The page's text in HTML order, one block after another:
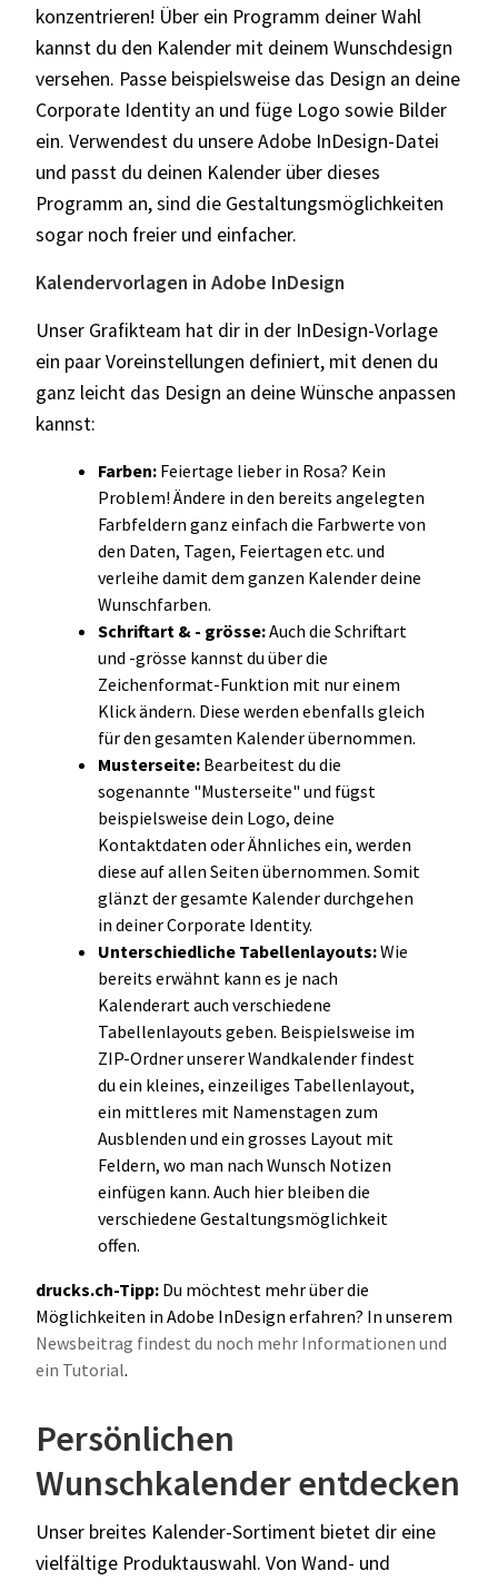
konzentrieren! Über ein Programm deiner Wahl
kannst du den Kalender mit deinem Wunschdesign
versehen. Passe beispielsweise das Design an deine
Corporate Identity an und füge Logo sowie Bilder
ein. Verwendest du unsere Adobe InDesign-Datei
und passt du deinen Kalender über dieses
Programm an, sind die Gestaltungsmöglichkeiten
sogar noch freier und einfacher.
Kalendervorlagen in Adobe InDesign
Unser Grafikteam hat dir in der InDesign-Vorlage
ein paar Voreinstellungen definiert, mit denen du
ganz leicht das Design an deine Wünsche anpassen
kannst:
Farben: Feiertage lieber in Rosa? Kein
Problem! Ändere in den bereits angelegten
Farbfeldern ganz einfach die Farbwerte von
den Daten, Tagen, Feiertagen etc. und
verleihe damit dem ganzen Kalender deine
Wunschfarben.
Schriftart & - grösse:Auch die Schriftart
und -grösse kannst du über die
Zeichenformat-Funktion mit nur einem
Klick ändern. Diese werden ebenfalls gleich
für den gesamten Kalender übernommen.
Musterseite: Bearbeitest du die
sogenannte "Musterseite" und fügst
beispielsweise dein Logo, deine
Kontaktdaten oder Ähnliches ein, werden
diese auf allen Seiten übernommen. Somit
glänzt der gesamte Kalender durchgehen
in deiner Corporate Identity.
Unterschiedliche Tabellenlayouts:Wie
bereits erwähnt kann es je nach
Kalenderart auch verschiedene
Tabellenlayouts geben. Beispielsweise im
ZIP-Ordner unserer Wandkalender findest
du ein kleines, einzeiliges Tabellenlayout,
ein mittleres mit Namenstagen zum
Ausblenden und ein grosses Layout mit
Feldern, wo man nach Wunsch Notizen
einfügen kann. Auch hier bleiben die
verschiedene Gestaltungsmöglichkeit
offen.
drucks.ch-Tipp: Du möchtest mehr über die
Möglichkeiten in Adobe InDesign erfahren? In unserem
Newsbeitrag findest du noch mehr Informationen und
ein Tutorial.
Persönlichen
Wunschkalender entdecken
Unser breites Kalender-Sortiment bietet dir eine
vielfältige Produktauswahl. Von Wand- und